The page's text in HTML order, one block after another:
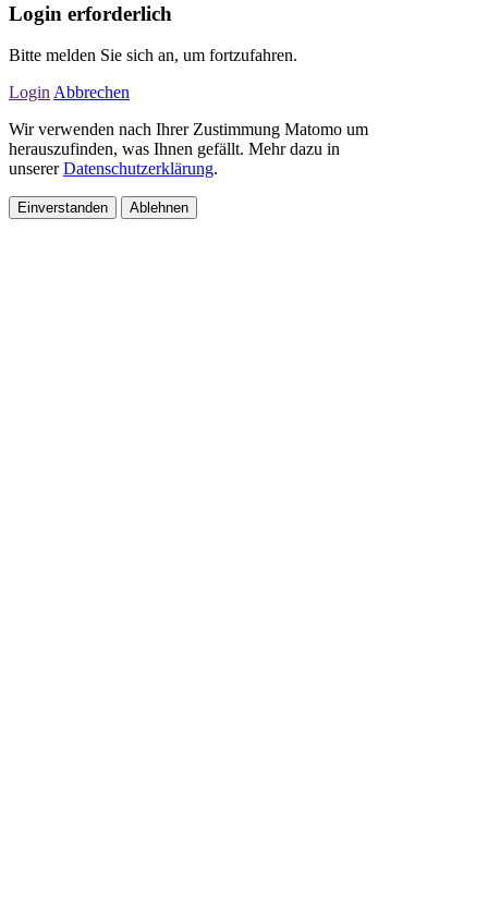
Login erforderlich
Bitte melden Sie sich an, um fortzufahren.
Login Abbrechen
Wir verwenden nach Ihrer Zustimmung Matomo um
herauszufinden, was Ihnen gefällt. Mehr dazu in
unsererDatenschutzerklärung.
Einverstanden Ablehnen